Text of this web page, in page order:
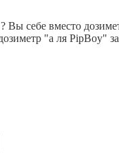
Вы себе вместо
"а ля PipBoy"